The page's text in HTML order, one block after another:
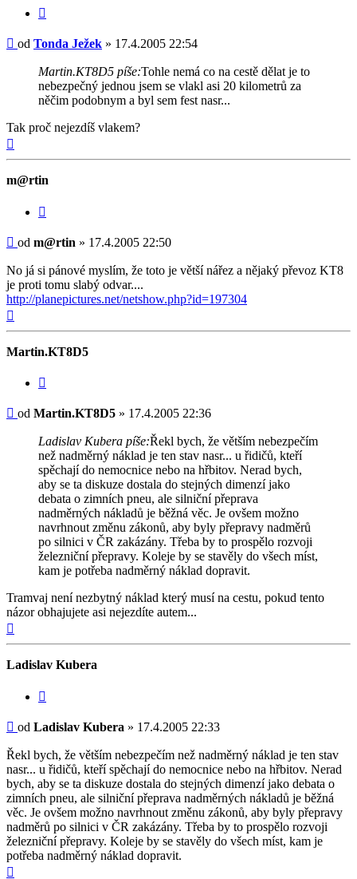
Příspěvek
od Tonda Ježek » 17.4.2005 22:54
Martin.KT8D5 píše:Tohle nemá co na cestě dělat je to
nebezpečný jednou jsem se vlakl asi 20 kilometrů za
něčim podobnym a byl sem fest nasr...
Tak proč nejezdíš vlakem?
m@rtin
Příspěvek
od m@rtin » 17.4.2005 22:50
No já si pánové myslím, že toto je větší nářez a nějaký převoz KT8
je proti tomu slabý odvar....
http://planepictures.net/netshow.php?id=197304
Martin.KT8D5
Příspěvek
od Martin.KT8D5 » 17.4.2005 22:36
Ladislav Kubera píše:Řekl bych, že větším nebezpečím
než nadměrný náklad je ten stav nasr... u řidičů, kteří
spěchají do nemocnice nebo na hřbitov. Nerad bych,
aby se ta diskuze dostala do stejných dimenzí jako
debata o zimních pneu, ale silniční přeprava
nadměrných nákladů je běžná věc. Je ovšem možno
navrhnout změnu zákonů, aby byly přepravy nadměrů
po silnici v ČR zakázány. Třeba by to prospělo rozvoji
železniční přepravy. Koleje by se stavěly do všech míst,
kam je potřeba nadměrný náklad dopravit.
Tramvaj není nezbytný náklad který musí na cestu, pokud tento
názor obhajujete asi nejezdíte autem...
Ladislav Kubera
Příspěvek
od Ladislav Kubera » 17.4.2005 22:33
Řekl bych, že větším nebezpečím než nadměrný náklad je ten stav
nasr... u řidičů, kteří spěchají do nemocnice nebo na hřbitov. Nerad
bych, aby se ta diskuze dostala do stejných dimenzí jako debata o
zimních pneu, ale silniční přeprava nadměrných nákladů je běžná
věc. Je ovšem možno navrhnout změnu zákonů, aby byly přepravy
nadměrů po silnici v ČR zakázány. Třeba by to prospělo rozvoji
železniční přepravy. Koleje by se stavěly do všech míst, kam je
potřeba nadměrný náklad dopravit.